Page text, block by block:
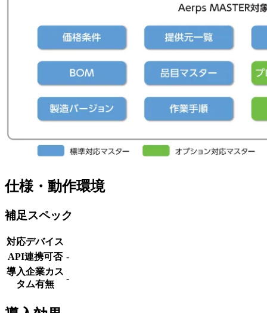
仕様・動作環境
補足スペック
対応デバイス
API連携可否 -
導入企業カス
タム有無
-